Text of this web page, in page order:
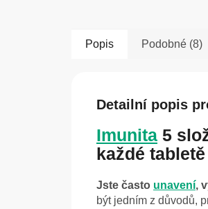
Popis Podobné (8)
Detailní popis
Imunita 5
každé tabletě
Jste často unavení,
být jedním z důvodů,